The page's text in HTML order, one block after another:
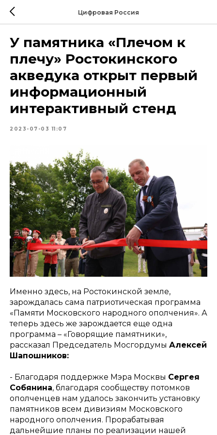
Цифровая Россия
У памятника «Плечом к
плечу» Ростокинского
акведука открыт первый
информационный
интерактивный стенд
2023-07-03 11:07
Именно здесь, на Ростокинской земле,
зарождалась сама патриотическая программа
«Памяти Московского народного ополчения». А
теперь здесь же зарождается еще одна
программа – «Говорящие памятники»,
рассказал Председатель Мосгордумы Алексей
Шапошников:
- Благодаря поддержке Мэра Москвы Сергея
Собянина, благодаря сообществу потомков
ополченцев нам удалось закончить установку
памятников всем дивизиям Московского
народного ополчения. Прорабатывая
дальнейшие планы по реализации нашей